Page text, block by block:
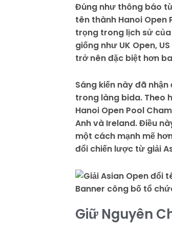
Đúng như thông báo
tên thành Hanoi Open
trọng trong lịch sử
giống như UK Open,
trở nên đặc biệt hơn
Sáng kiến này đã
trong làng bida. Theo
Hanoi Open Pool
Anh và Ireland. Điều
một cách mạnh mẽ
đổi chiến lược từ giải
Banner công bố tổ
Giữ Nguyên